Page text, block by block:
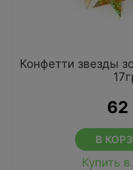
Конфетти звезды
62
В
Купить